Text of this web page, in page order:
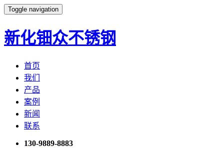
Toggle navigation
新化钿众不锈钢
首页
我们
产品
案例
新闻
联系
130-9889-8883